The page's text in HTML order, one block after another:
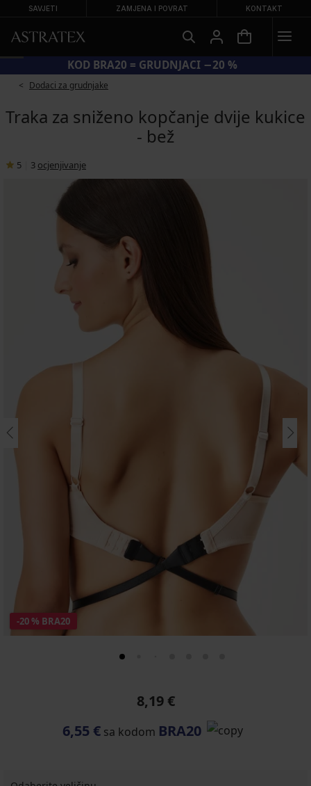
SAVJETI ZAMJENA I POVRAT KONTAKT
KOD BRA20 = GRUDNJACI −20 %
Dodaci za grudnjake
Traka za sniženo kopčanje dvije kukice
- bež
5 3 ocjenjivanje
-20 % BRA20
8,19 €
6,55 € sa kodom BRA20